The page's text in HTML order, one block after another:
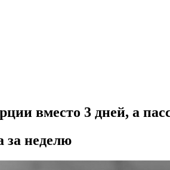
вместо 3 дней, а
за неделю